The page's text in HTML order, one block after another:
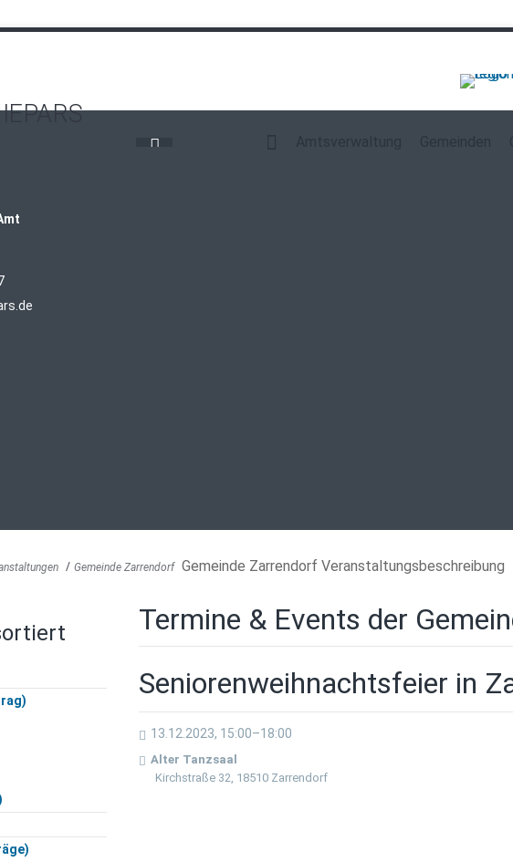
Gemeinde Zarrendorf Gemeinde Zarrendorf Veranstaltungsbeschreibung
Termine & Events der
Seniorenweihnachtsfeier in
13.12.2023, 15:00–18:00
Alter Tanzsaal
Kirchstraße 32, 18510 Zarrendorf